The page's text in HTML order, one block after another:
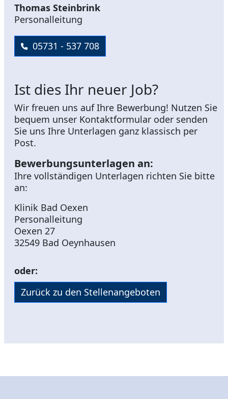
Thomas Steinbrink
Personalleitung
05731 - 537 708
Ist dies Ihr neuer Job?
Wir freuen uns auf Ihre Bewerbung! Nutzen Sie
bequem unser Kontaktformular oder senden
Sie uns Ihre Unterlagen ganz klassisch per
Post.
Bewerbungsunterlagen an:
Ihre vollständigen Unterlagen richten Sie bitte
an:
Klinik Bad Oexen
Personalleitung
Oexen 27
32549 Bad Oeynhausen
oder:
Zurück zu den Stellenangeboten